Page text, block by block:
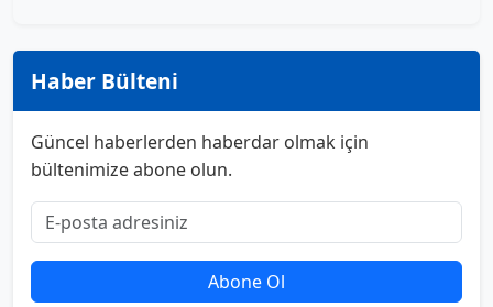
Haber Bülteni
Güncel haberlerden haberdar olmak için
bültenimize abone olun.
Abone Ol